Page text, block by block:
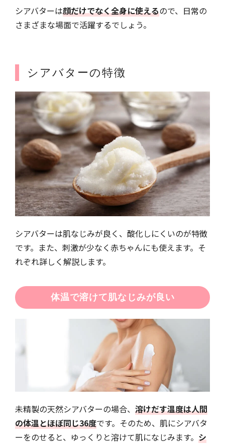
シアバターは顔だけでなく全身に使えるので、日常の
さまざまな場面で活躍するでしょう。
シアバターの特徴
シアバターは肌なじみが良く、酸化しにくいのが特徴
です。また、刺激が少なく赤ちゃんにも使えます。そ
れぞれ詳しく解説します。
体温で溶けて肌なじみが良い
未精製の天然シアバターの場合、 溶けだす温度は人間
の体温とほぼ同じ36度です。そのため、肌にシアバタ
ーをのせると、ゆっくりと溶けて肌になじみます。 シ